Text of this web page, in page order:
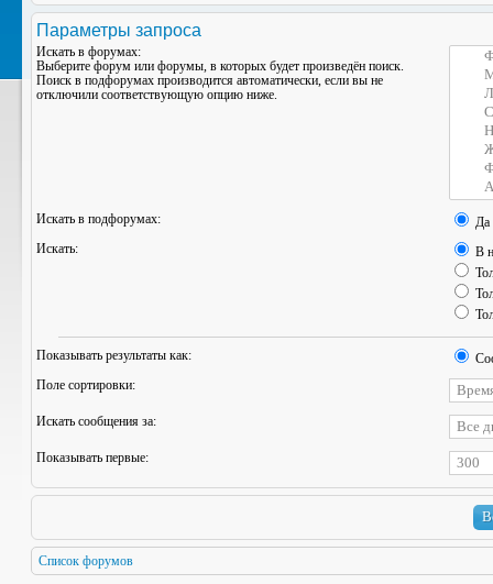
Параметры запроса
Искать в форумах:
Выберите форум или форумы, в которых будет произведён поиск.
Поиск в подфорумах производится автоматически, если вы не
отключили соответствующую опцию ниже.
Искать в подфорумах:
Да
Искать:
В
Показывать результаты как:
Поле сортировки:
Искать сообщения за:
Показывать первые:
Список форумов